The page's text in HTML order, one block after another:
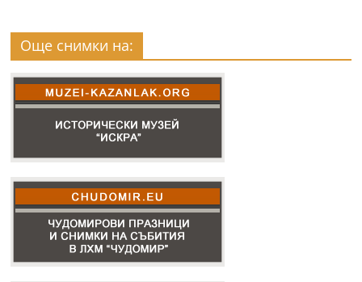
Още снимки на: